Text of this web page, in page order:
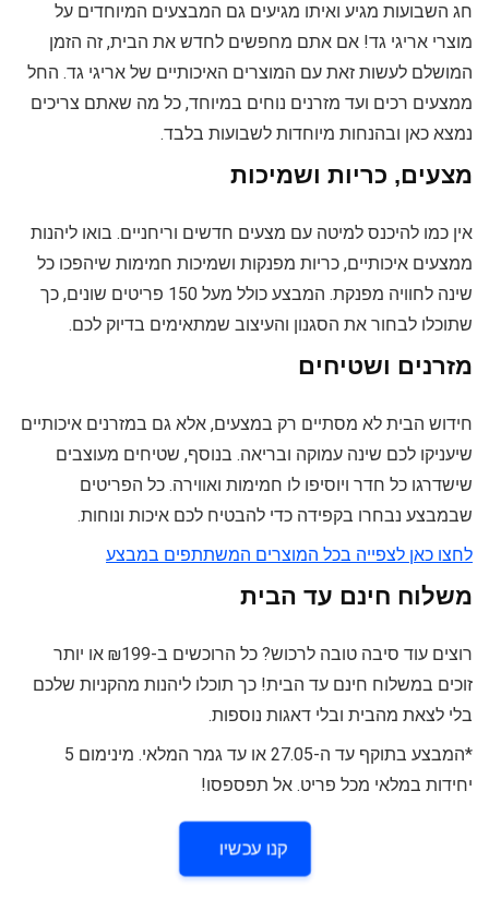
חג השבועות מגיע ואיתו מגיעים גם המבצעים המיוחדים על
מוצרי אריגי גד! אם אתם מחפשים לחדש את הבית, זה הזמן
המושלם לעשות זאת עם המוצרים האיכותיים של אריגי גד. החל
ממצעים רכים ועד מזרנים נוחים במיוחד, כל מה שאתם צריכים
נמצא כאן ובהנחות מיוחדות לשבועות בלבד.
מצעים, כריות ושמיכות
אין כמו להיכנס למיטה עם מצעים חדשים וריחניים. בואו ליהנות
ממצעים איכותיים, כריות מפנקות ושמיכות חמימות שיהפכו כל
שינה לחוויה מפנקת. המבצע כולל מעל 150 פריטים שונים, כך
שתוכלו לבחור את הסגנון והעיצוב שמתאימים בדיוק לכם.
מזרנים ושטיחים
חידוש הבית לא מסתיים רק במצעים, אלא גם במזרנים איכותיים
שיעניקו לכם שינה עמוקה ובריאה. בנוסף, שטיחים מעוצבים
שישדרגו כל חדר ויוסיפו לו חמימות ואווירה. כל הפריטים
שבמבצע נבחרו בקפידה כדי להבטיח לכם איכות ונוחות.
לחצו כאן לצפייה בכל המוצרים המשתתפים במבצע
משלוח חינם עד הבית
רוצים עוד סיבה טובה לרכוש? כל הרוכשים ב-₪199 או יותר
זוכים במשלוח חינם עד הבית! כך תוכלו ליהנות מהקניות שלכם
בלי לצאת מהבית ובלי דאגות נוספות.
*המבצע בתוקף עד ה-27.05 או עד גמר המלאי. מינימום 5
יחידות במלאי מכל פריט. אל תפספסו!
קנו עכשיו